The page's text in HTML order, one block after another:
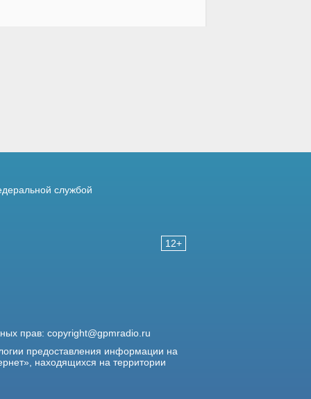
12+
службой
прав: copyright@gpmradio.ru
предоставления информации на
находящихся на территории